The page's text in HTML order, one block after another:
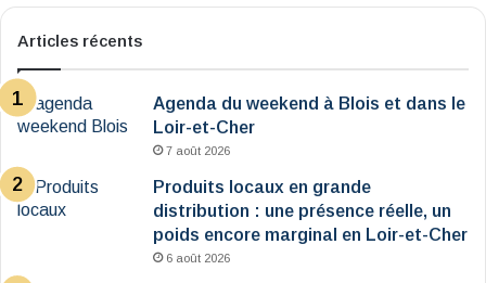
Articles récents
Agenda du weekend à Blois et dans le
Loir-et-Cher
7 août 2026
Produits locaux en grande
distribution : une présence réelle, un
poids encore marginal en Loir-et-Cher
6 août 2026